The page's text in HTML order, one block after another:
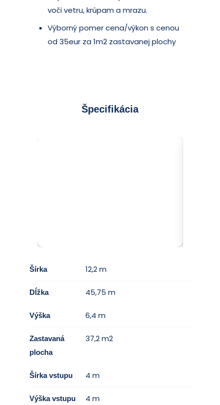
voči vetru, krúpam a mrazu.
Výborný pomer cena/výkon s cenou
od 35eur za 1m2 zastavanej plochy
Špecifikácia
Šírka 12,2 m
Dĺžka 45,75 m
Výška 6,4 m
Zastavaná
plocha
37,2 m2
Šírka vstupu 4 m
Výška vstupu 4 m